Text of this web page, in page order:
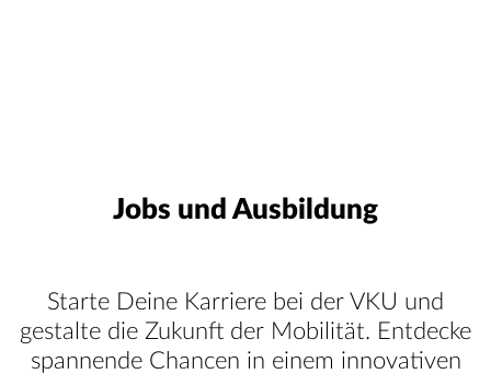
Jobs und Ausbildung
Starte Deine Karriere bei der VKU und
gestalte die Zukunft der Mobilität. Entdecke
spannende Chancen in einem innovativen